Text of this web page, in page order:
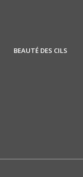
BEAUTÉ DES CILS